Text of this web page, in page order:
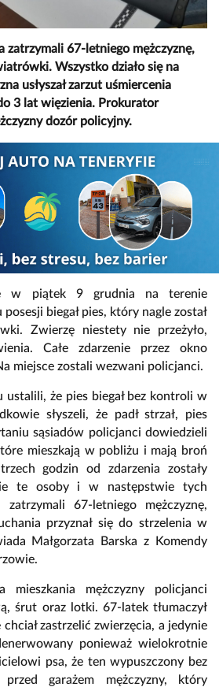
zatrzymali 67-letniego mężczyznę,
Wszystko działo się na
usłyszał zarzut uśmiercenia
3 lat więzienia. Prokurator
dozór policyjny.
w piątek 9 grudnia na terenie
biegał pies, który nagle został
Zwierzę niestety nie przeżyło,
Całe zdarzenie przez okno
miejsce zostali wezwani policjanci.
ustalili, że pies biegał bez kontroli w
słyszeli, że padł strzał, pies
sąsiadów policjanci dowiedzieli
mieszkają w pobliżu i mają broń
godzin od zdarzenia zostały
te osoby i w następstwie tych
67-letniego mężczyznę,
przyznał się do strzelenia w
Małgorzata Barska z Komendy
mieszkania mężczyzny policjanci
śrut oraz lotki. 67-latek tłumaczył
zastrzelić zwierzęcia, a jedynie
ponieważ wielokrotnie
psa, że ten wypuszczony bez
garażem mężczyzny, który